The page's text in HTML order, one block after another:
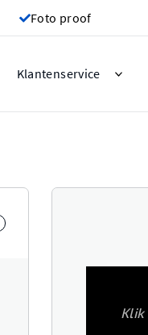
Foto proof
Klantenservice